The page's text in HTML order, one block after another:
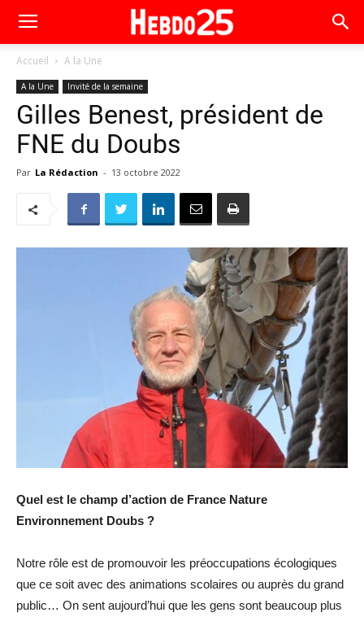
Accueil A la Une
A la Une Invité de la semaine
Gilles Benest, président de
FNE du Doubs
Par La Rédaction - 13 octobre 2022
Quel est le champ d’action de France Nature
Environnement Doubs ?
Notre rôle est de promouvoir les préoccupations écologiques
que ce soit avec des animations scolaires ou auprès du grand
public… On sent aujourd’hui que les gens sont beaucoup plus